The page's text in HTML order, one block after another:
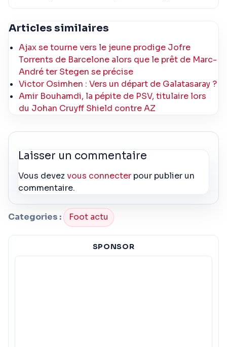
Articles similaires
Ajax se tourne vers le jeune prodige Jofre
Torrents de Barcelone alors que le prêt de Marc-
André ter Stegen se précise
Victor Osimhen : Vers un départ de Galatasaray ?
Amir Bouhamdi, la pépite de PSV, titulaire lors
du Johan Cruyff Shield contre AZ
Laisser un commentaire
Vous devezvous connecter pour publier un
commentaire.
Categories : Foot actu
SPONSOR